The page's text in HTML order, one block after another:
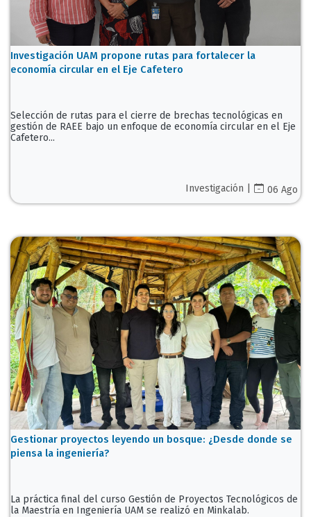
Investigación UAM propone rutas para fortalecer la
economía circular en el Eje Cafetero
Selección de rutas para el cierre de brechas tecnológicas en
gestión de RAEE bajo un enfoque de economía circular en el Eje
Cafetero...
Investigación | 06 Ago
Gestionar proyectos leyendo un bosque: ¿Desde donde se
piensa la ingeniería?
La práctica final del curso Gestión de Proyectos Tecnológicos de
la Maestría en Ingeniería UAM se realizó en Minkalab.